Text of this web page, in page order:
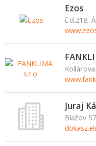
Ezos
č.d.218,
Juraj
Blažov